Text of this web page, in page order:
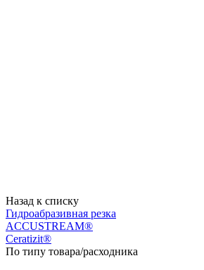
Назад к списку
Гидроабразивная резка
ACCUSTREAM®
Ceratizit®
По типу товара/расходника